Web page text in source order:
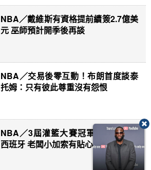
NBA／戴維斯有資格提前續簽2.7億美
元 巫師預計開季後再談
NBA／交易後零互動！布朗首度談泰
托姆：只有彼此尊重沒有怨恨
NBA／3屆灌籃大賽冠軍麥克朗轉戰
西班牙 老闆小加索有貼心舉動